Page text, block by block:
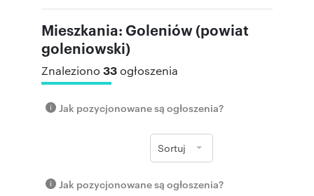
Mieszkania: Goleniów (powiat
goleniowski)
Znaleziono 33ogłoszenia
Jak pozycjonowane są ogłoszenia?
Sortuj
Jak pozycjonowane są ogłoszenia?